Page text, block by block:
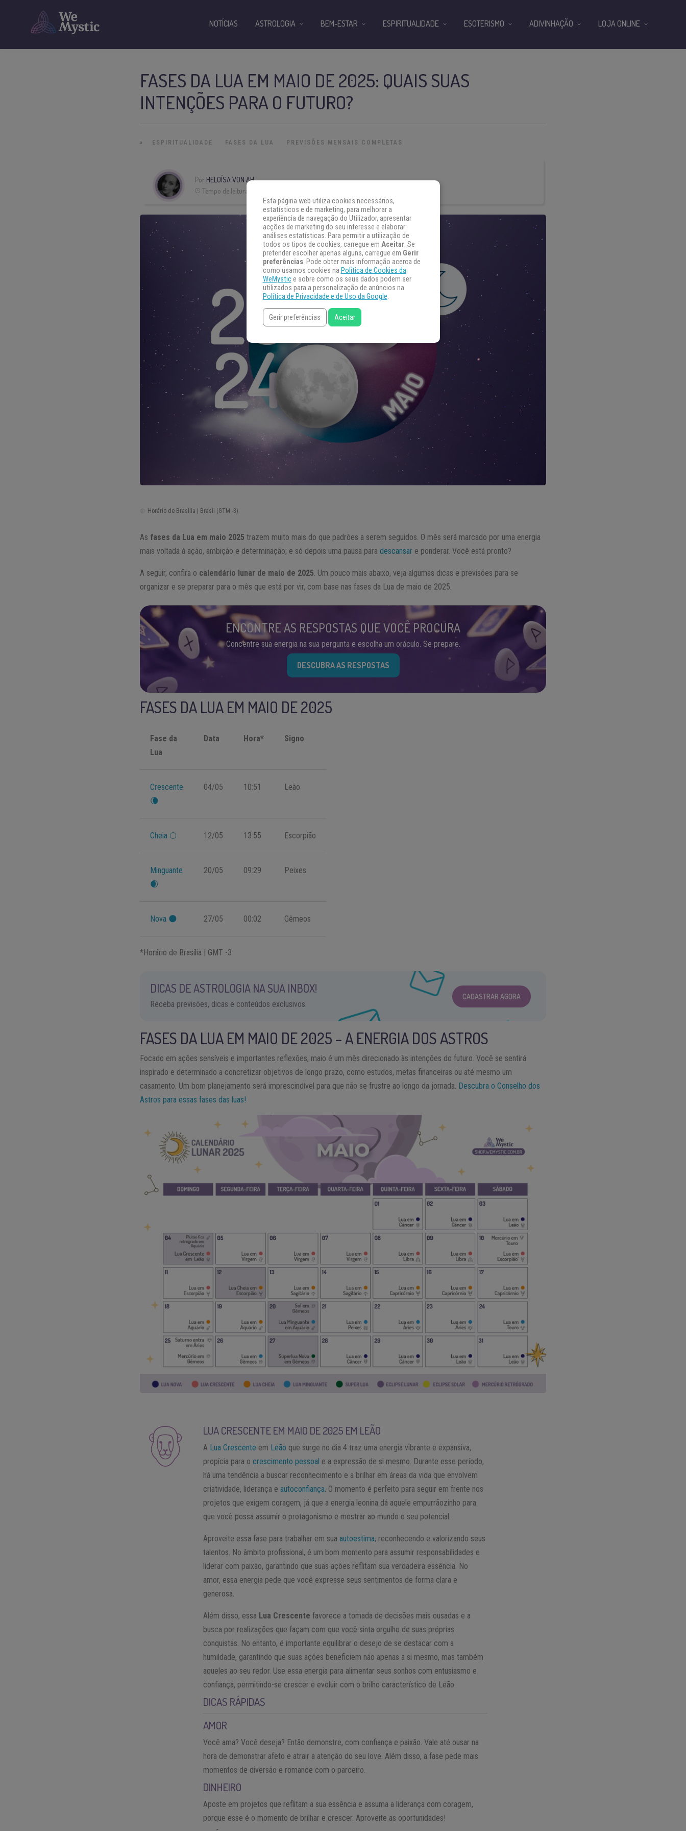
FASES DA LUA EM MAIO DE 2025: QUAIS SUAS
INTENÇÕES PARA O FUTURO?
» ESPIRITUALIDADE FASES DA LUA PREVISÕES MENSAIS COMPLETAS
Por HELOÍSA VON AH
Tempo de leitura:
Horário de Brasília | Brasil (GTM -3)
As fases da Lua em maio 2025 trazem muito mais do que padrões a serem seguidos. O mês será marcado por uma energia
mais voltada à ação, ambição e determinação; e só depois uma pausa paradescansar e ponderar. Você está pronto?
A seguir, confira o calendário lunar de maio de 2025. Um pouco mais abaixo, veja algumas dicas e previsões para se
organizar e se preparar para o mês que está por vir, com base nas fases da Lua de maio de 2025.
ENCONTRE AS RESPOSTAS QUE VOCÊ PROCURA
Concentre sua energia na sua pergunta e escolha um oráculo. Se prepare.
DESCUBRA AS RESPOSTAS
FASES DA LUA EM MAIO DE 2025
Fase da
Lua
Data Hora* Signo
Crescente
🌘
04/05 10:51 Leão
Cheia 🌕 12/05 13:55 Escorpião
Minguante
🌒
20/05 09:29 Peixes
Nova 🌑 27/05 00:02 Gêmeos
*Horário de Brasília | GMT -3
DICAS DE ASTROLOGIA NA SUA INBOX!
Receba previsões, dicas e conteúdos exclusivos.
CADASTRAR AGORA
FASES DA LUA EM MAIO DE 2025 – A ENERGIA DOS ASTROS
Focado em ações sensíveis e importantes reflexões, maio é um mês direcionado às intenções do futuro. Você se sentirá
inspirado e determinado a concretizar objetivos de longo prazo, como estudos, metas financeiras ou até mesmo um
casamento. Um bom planejamento será imprescindível para que não se frustre ao longo da jornada. Descubra o Conselho dos
Astros para essas fases das luas!
LUA CRESCENTE EM MAIO DE 2025 EM LEÃO
A Lua Crescente em Leão que surge no dia 4 traz uma energia vibrante e expansiva,
propícia para ocrescimento pessoal e a expressão de si mesmo. Durante esse período,
há uma tendência a buscar reconhecimento e a brilhar em áreas da vida que envolvem
criatividade, liderança eautoconfiança. O momento é perfeito para seguir em frente nos
projetos que exigem coragem, já que a energia leonina dá aquele empurrãozinho para
que você possa assumir o protagonismo e mostrar ao mundo o seu potencial.
Aproveite essa fase para trabalhar em suaautoestima, reconhecendo e valorizando seus
talentos. No âmbito profissional, é um bom momento para assumir responsabilidades e
liderar com paixão, garantindo que suas ações reflitam sua verdadeira essência. No
amor, essa energia pede que você expresse seus sentimentos de forma clara e
generosa.
Além disso, essa Lua Crescente favorece a tomada de decisões mais ousadas e a
busca por realizações que façam com que você sinta orgulho de suas próprias
conquistas. No entanto, é importante equilibrar o desejo de se destacar com a
humildade, garantindo que suas ações beneficiem não apenas a si mesmo, mas também
aqueles ao seu redor. Use essa energia para alimentar seus sonhos com entusiasmo e
confiança, permitindo-se crescer e evoluir com o brilho característico de Leão.
DICAS RÁPIDAS
AMOR
Você ama? Você deseja? Então demonstre, com confiança e paixão. Vale até ousar na
hora de demonstrar afeto e atrair a atenção do seu love. Além disso, a fase pede mais
momentos de diversão e romance com o parceiro.
DINHEIRO
Aposte em projetos que reflitam a sua essência e assuma a liderança com coragem,
porque esse é o momento de brilhar e crescer. Aproveite as oportunidades!
NOTÍCIAS ASTROLOGIA BEM-ESTAR ESPIRITUALIDADE ESOTERISMO ADIVINHAÇÃO LOJA ONLINE
Esta página web utiliza cookies necessários,
estatísticos e de marketing, para melhorar a
experiência de navegação do Utilizador, apresentar
acções de marketing do seu interesse e elaborar
análises estatísticas. Para permitir a utilização de
todos os tipos de cookies, carregue em Aceitar. Se
pretender escolher apenas alguns, carregue em Gerir
preferências. Pode obter mais informação acerca de
como usamos cookies na Política de Cookies da
WeMystice sobre como os seus dados podem ser
utilizados para a personalização de anúncios na
Política de Privacidade e de Uso da Google.
Gerir preferências Aceitar